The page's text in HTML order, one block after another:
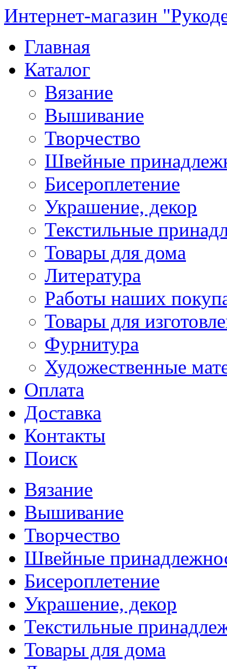
Интернет-магазин
Главная
Каталог
Вязание
Вышивание
Творчество
Швейные
Бисероплетение
Украшение, декор
Текстильные
Товары для дома
Литература
Работы наших
Товары для
Фурнитура
Художественные
Оплата
Доставка
Контакты
Поиск
Вязание
Вышивание
Творчество
Швейные
Бисероплетение
Украшение, декор
Текстильные
Товары для дома